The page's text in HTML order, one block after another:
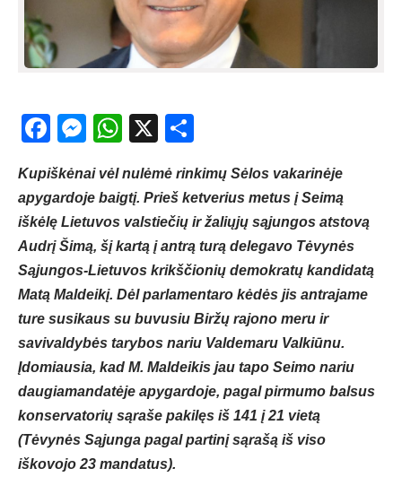
Facebook
Messenger
WhatsApp
X
Kupiškėnai vėl nulėmė rinkimų Sėlos vakarinėje
apygardoje baigtį. Prieš ketverius metus į Seimą
iškėlę Lietuvos valstiečių ir žaliųjų sąjungos atstovą
Audrį Šimą, šį kartą į antrą turą delegavo Tėvynės
Sąjungos-Lietuvos krikščionių demokratų kandidatą
Matą Maldeikį. Dėl parlamentaro kėdės jis antrajame
ture susikaus su buvusiu Biržų rajono meru ir
savivaldybės tarybos nariu Valdemaru Valkiūnu.
Įdomiausia, kad M. Maldeikis jau tapo Seimo nariu
daugiamandatėje apygardoje, pagal pirmumo balsus
konservatorių sąraše pakilęs iš 141 į 21 vietą
(Tėvynės Sąjunga pagal partinį sąrašą iš viso
iškovojo 23 mandatus).